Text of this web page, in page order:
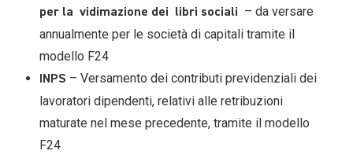
per la vidimazione dei libri sociali
– da versare
annualmente per le società di capitali tramite il
modello F24
INPS – Versamento dei contributi previdenziali dei
lavoratori dipendenti, relativi alle retribuzioni
maturate nel mese precedente, tramite il modello
F24